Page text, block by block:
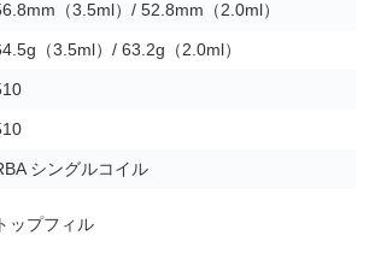
（3.5ml）/ 52.8mm（2.0ml）
（3.5ml）/ 63.2g（2.0ml）
シングルコイル
トップフィル